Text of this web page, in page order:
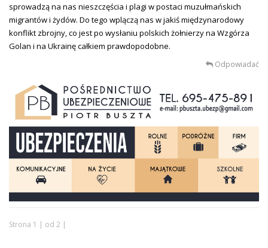
sprowadzą na nas nieszczęścia i plagi w postaci muzułmańskich
migrantów i żydów. Do tego wplączą nas w jakiś międzynarodowy
konflikt zbrojny, co jest po wysłaniu polskich żołnierzy na Wzgórza
Golan i na Ukrainę całkiem prawdopodobne.
Odpowiadać
Strona 1 | od 2 |